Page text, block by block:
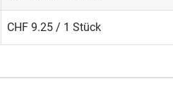
CHF 9.25 / 1 Stück